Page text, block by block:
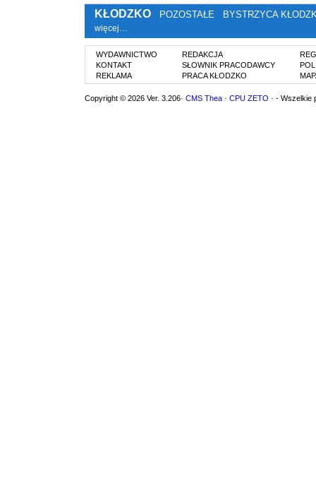
KŁODZKO POZOSTAŁE BYSTRZYCA
więcej…
WYDAWNICTWO
KONTAKT
REKLAMA
REDAKCJA
SŁOWNIK PRACODAWCY
PRACA KŁODZKO
Copyright © 2026 Ver. 3.206· CMS Thea · CPU ZETO · - Wszelkie